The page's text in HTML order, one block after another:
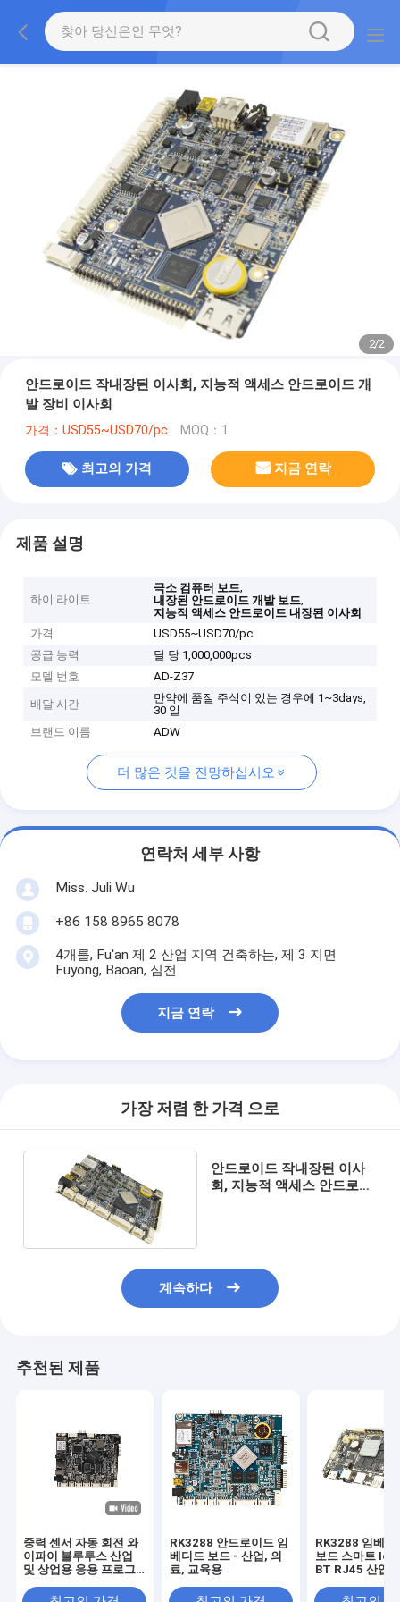
2/2
안드로이드 작내장된 이사회, 지능적 액세스 안드로이드 개
발 장비 이사회
가격：USD55~USD70/pc MOQ：1
최고의 가격 지금 연락
제품 설명
하이 라이트
극소 컴퓨터 보드,
내장된 안드로이드 개발 보드,
지능적 액세스 안드로이드 내장된 이사회
가격
USD55~USD70/pc
공급 능력
달 당 1,000,000pcs
모델 번호
AD-Z37
배달 시간
만약에 품절 주식이 있는 경우에 1~3days,
30 일
브랜드 이름
ADW
더 많은 것을 전망하십시오
연락처 세부 사항
Miss. Juli Wu
+86 158 8965 8078
4개를, Fu'an 제 2 산업 지역 건축하는, 제 3 지면
Fuyong, Baoan, 심천
지금 연락
가장 저렴 한 가격 으로
안드로이드 작내장된 이사
회, 지능적 액세스 안드로이
계속하다
추천된 제품
중력 센서 자동 회전 와
이파이 블루투스 산업
및 상업용 응용 프로그
RK3288 안드로이드 임
베디드 보드 - 산업, 의
료, 교육용
RK3288 임베디
보드 스마트
BT RJ45 산업